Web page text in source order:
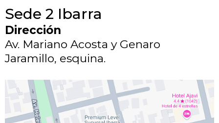
Sede 2 Ibarra
Dirección
Av. Mariano Acosta y Genaro
Jaramillo, esquina.